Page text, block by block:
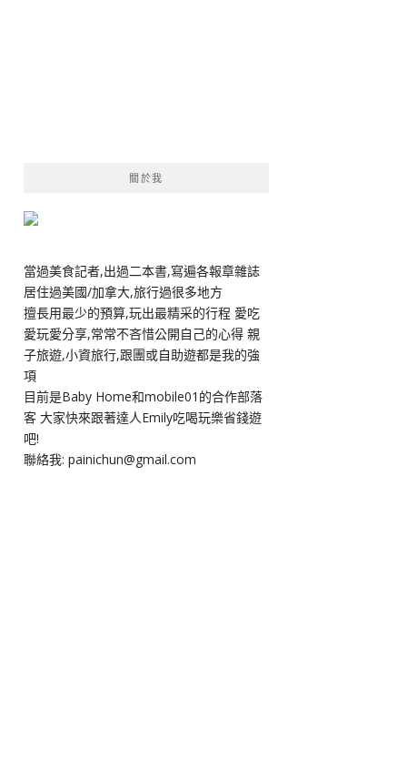
關於我
當過美食記者,出過二本書,寫遍各報章雜誌
居住過美國/加拿大,旅行過很多地方
擅長用最少的預算,玩出最精采的行程 愛吃
愛玩愛分享,常常不吝惜公開自己的心得 親
子旅遊,小資旅行,跟團或自助遊都是我的強
項
目前是Baby Home和mobile01的合作部落
客 大家快來跟著達人Emily吃喝玩樂省錢遊
吧!
聯絡我: painichun@gmail.com